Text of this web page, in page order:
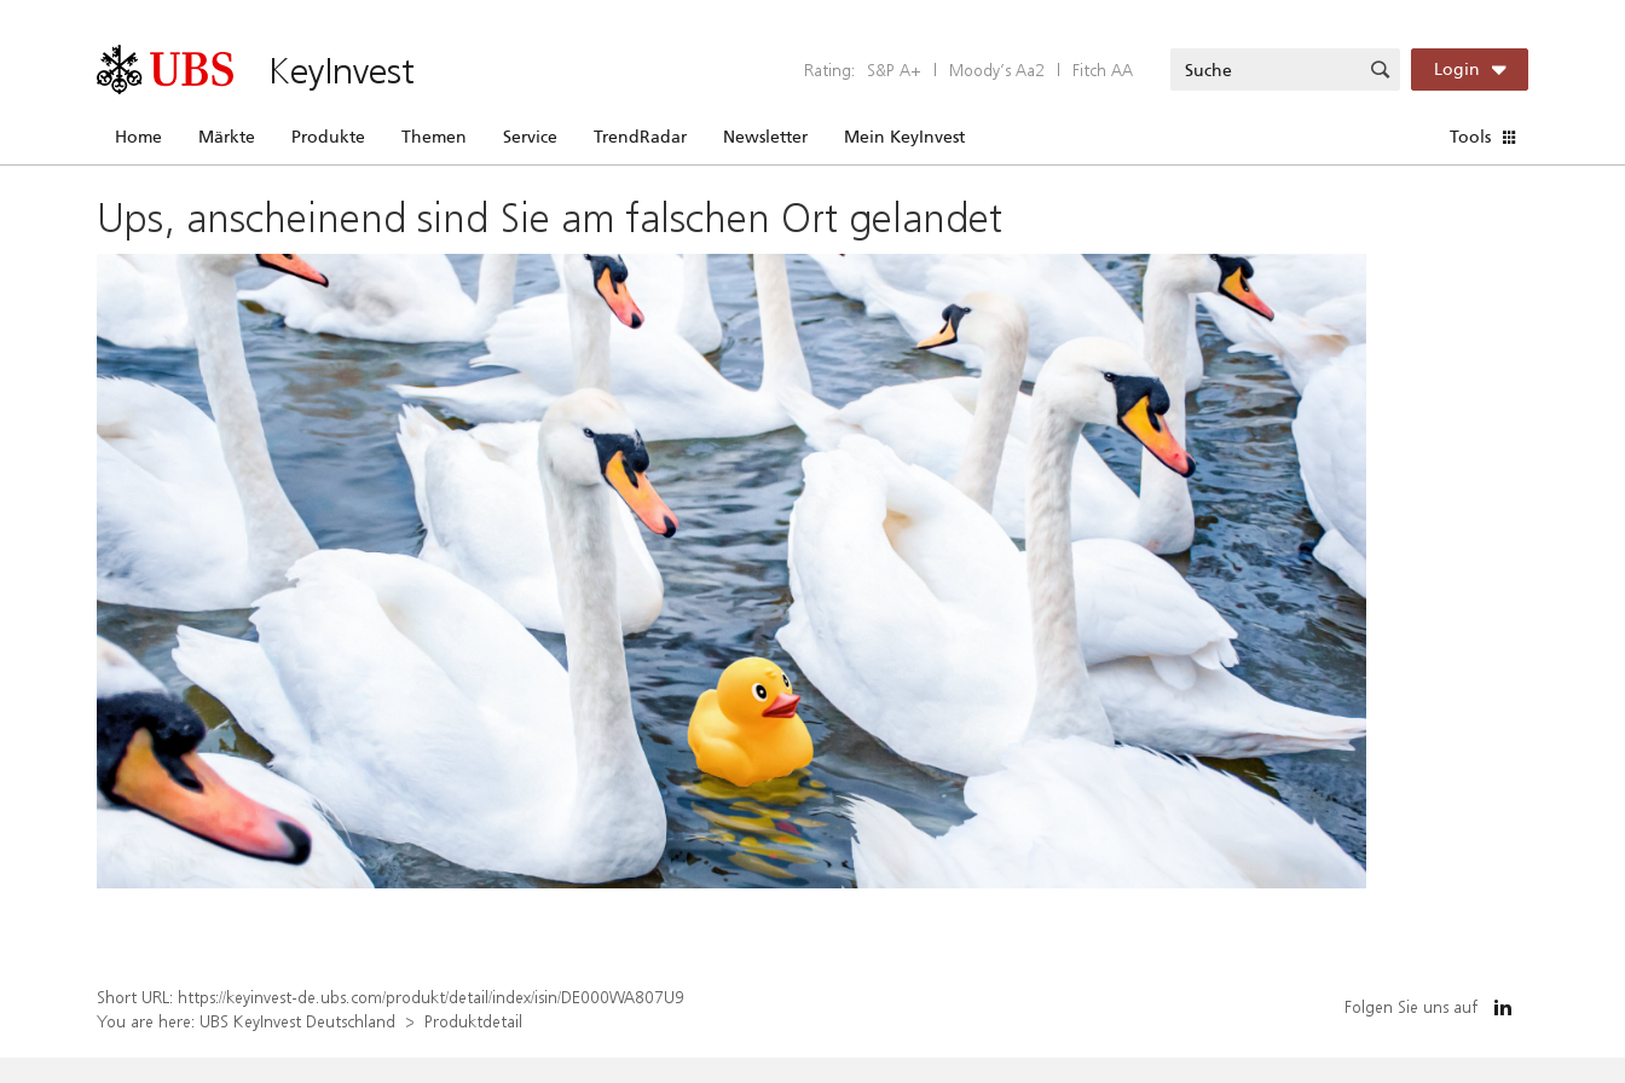
KeyInvest Rating: S&P A+ | Moody’s Aa2 | Fitch AA Login
Home Märkte Produkte Themen Service TrendRadar Newsletter Mein KeyInvest Tools
Ups, anscheinend sind Sie am falschen Ort gelandet
Short URL: https://keyinvest-de.ubs.com/produkt/detail/index/isin/DE000WA807U9
You are here: UBS KeyInvest Deutschland Produktdetail
Folgen Sie uns auf